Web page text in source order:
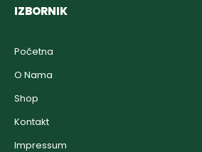
IZBORNIK
Početna
O Nama
Shop
Kontakt
Impressum